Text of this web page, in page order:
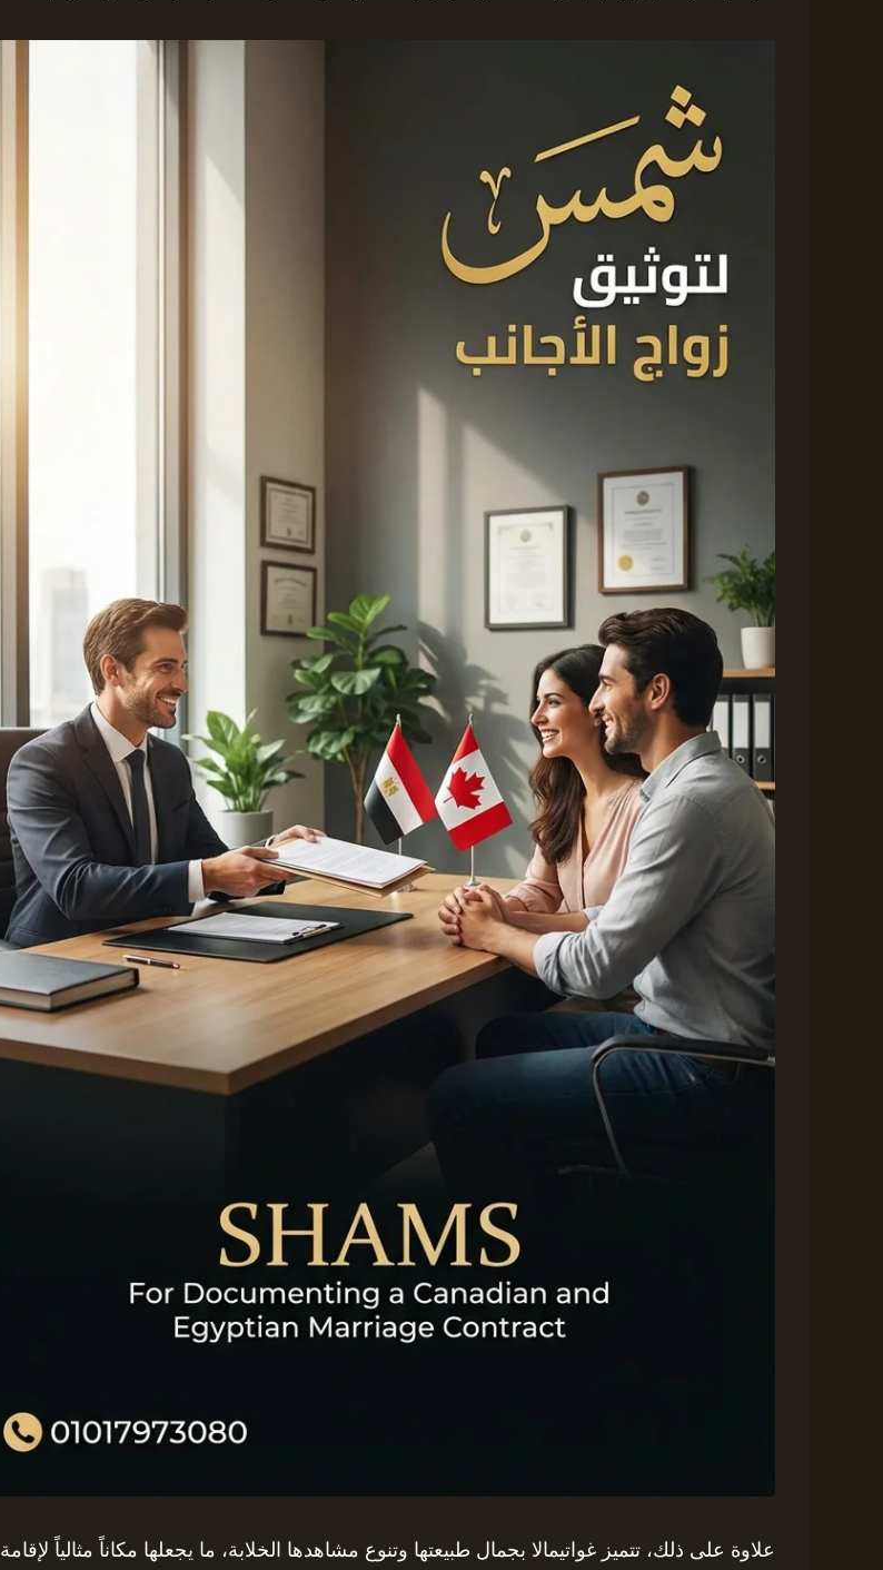
علاوة على ذلك، تتميز غواتيمالا بجمال طبيعتها وتنوع مشاهدها الخلابة، ما يجعلها مكاناً مثالياً لإقامة